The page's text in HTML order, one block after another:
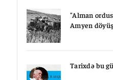
"Alman
Amyen
Tarixdə bu